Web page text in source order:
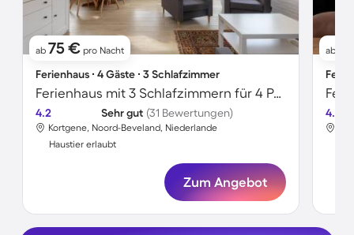
ab 75 € pro Nacht
Ferienhaus ∙ 4 Gäste ∙ 3 Schlafzimmer
Ferienhaus mit 3 Schlafzimmern für 4 Personen
4.2 Sehr gut (31 Bewertungen)
Kortgene, Noord-Beveland, Niederlande
Haustier erlaubt
Zum Angebot
ab
4.2